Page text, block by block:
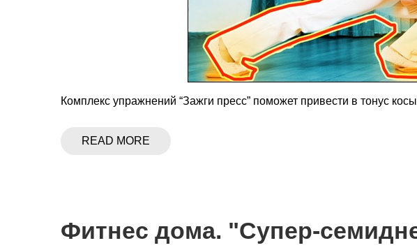
Комплекс упражнений “Зажги пресс” поможет привести в тонус
READ MORE
Фитнес дома. "Супер-